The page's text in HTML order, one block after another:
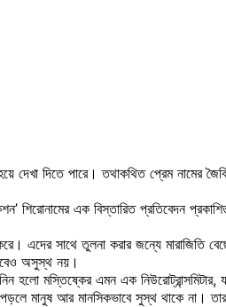
দেখা দিতে পারে। তথাকথিত প্রেম
এক বিস্তারিত প্রতিবেদন প্রকাশিত
এদের সাথে তুলনা করার জন্যে
অসুস্থ নয়।
মস্তিষ্কের এমন এক নিউরোট্রান্সমিটার,
মানুষ আর মানসিকভাবে সুস্থ থাকে না।